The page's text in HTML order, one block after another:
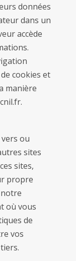
données
dans un
accède
cookies et
manière
ou
sites
sites,
propre
où vous
de
vos